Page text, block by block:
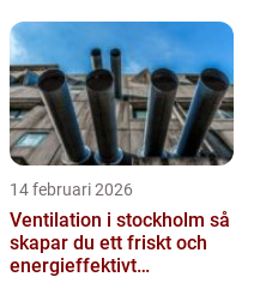
14 februari 2026
Ventilation i stockholm så
skapar du ett friskt och
energieffektivt